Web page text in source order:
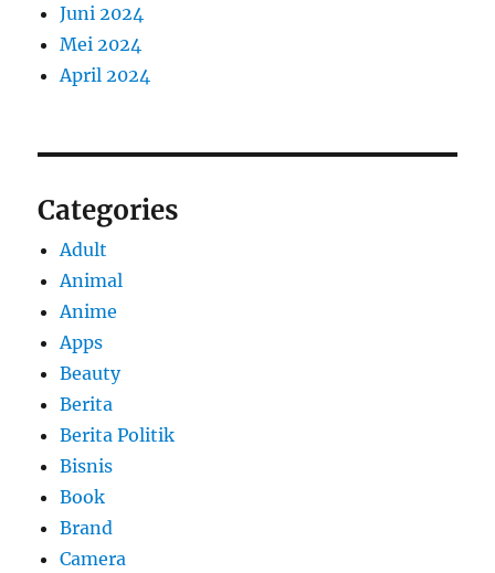
Juni 2024
Mei 2024
April 2024
Categories
Adult
Animal
Anime
Apps
Beauty
Berita
Berita Politik
Bisnis
Book
Brand
Camera